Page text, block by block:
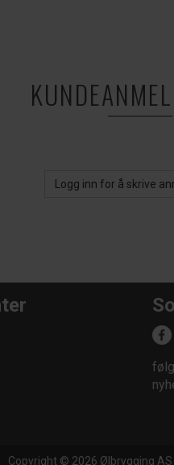
Logg inn for å skrive
Copyright © 2026 Ølbrygging